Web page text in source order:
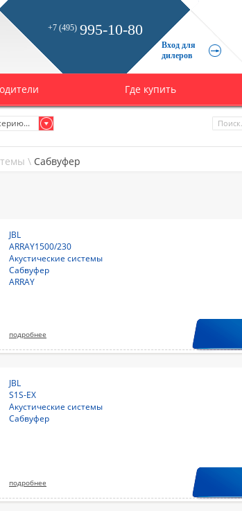
+7 (495) 995-10-80
Вход для
дилеров
Где купить
\ Сабвуфер
JBL
ARRAY1500/230
Акустические системы
Сабвуфер
ARRAY
подробнее
JBL
S1S-EX
Акустические системы
Сабвуфер
подробнее